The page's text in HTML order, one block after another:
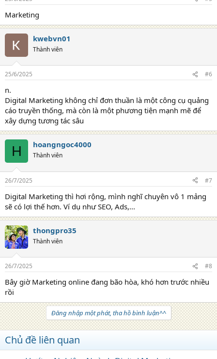
Marketing
kwebvn01
Thành viên
25/6/2025 #6
n.
Digital Marketing không chỉ đơn thuần là một công cụ quảng
cáo truyền thống, mà còn là một phương tiện mạnh mẽ để
xây dựng tương tác sâu
H hoangngoc4000
Thành viên
26/7/2025 #7
Digital Marketing thì hơi rộng, mình nghĩ chuyên vô 1 mảng
sẽ có lợi thế hơn. Ví dụ như SEO, Ads,...
thongpro35
Thành viên
26/7/2025 #8
Bây giờ Marketing online đang bão hòa, khó hơn trước nhiều
rồi
Đăng nhập một phát, tha hồ bình luận^^
Chủ đề liên quan